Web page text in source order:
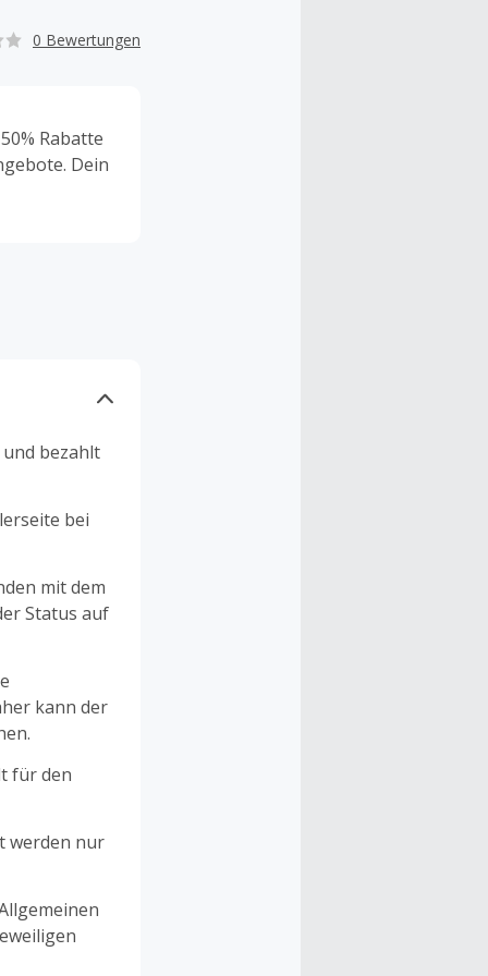
0 Bewertungen
Rabatte
Dein
bezahlt
bei
mit dem
Status auf
kann der
für den
werden nur